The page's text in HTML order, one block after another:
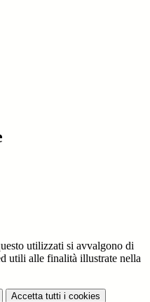
utilizzati si avvalgono di
utili alle finalità illustrate nella
Accetta tutti i cookies